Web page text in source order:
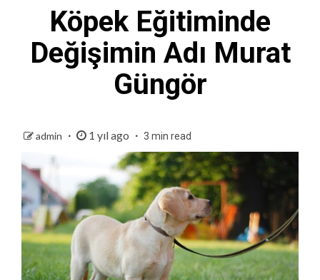
Köpek Eğitiminde
Değişimin Adı Murat
Güngör
admin 1 yıl ago 3 min read